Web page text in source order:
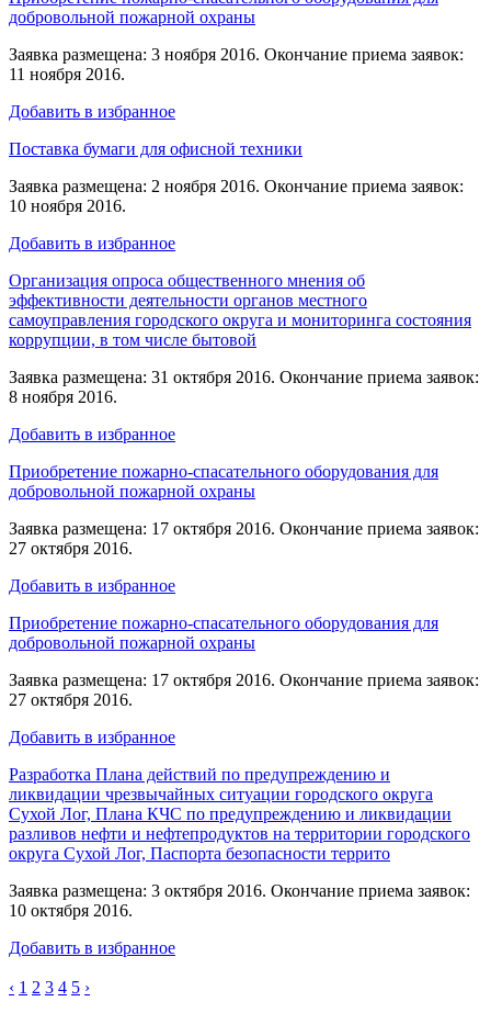
добровольной пожарной охраны
Заявка размещена: 3 ноября 2016. Окончание приема заявок:
11 ноября 2016.
Добавить в избранное
Поставка бумаги для офисной техники
Заявка размещена: 2 ноября 2016. Окончание приема заявок:
10 ноября 2016.
Добавить в избранное
Организация опроса общественного мнения об
эффективности деятельности органов местного
самоуправления городского округа и мониторинга состояния
коррупции, в том числе бытовой
Заявка размещена: 31 октября 2016. Окончание приема заявок:
8 ноября 2016.
Добавить в избранное
Приобретение пожарно-спасательного оборудования для
добровольной пожарной охраны
Заявка размещена: 17 октября 2016. Окончание приема заявок:
27 октября 2016.
Добавить в избранное
Приобретение пожарно-спасательного оборудования для
добровольной пожарной охраны
Заявка размещена: 17 октября 2016. Окончание приема заявок:
27 октября 2016.
Добавить в избранное
Разработка Плана действий по предупреждению и
ликвидации чрезвычайных ситуации городского округа
Сухой Лог, Плана КЧС по предупреждению и ликвидации
разливов нефти и нефтепродуктов на территории городского
округа Сухой Лог, Паспорта безопасности террито
Заявка размещена: 3 октября 2016. Окончание приема заявок:
10 октября 2016.
Добавить в избранное
‹ 1 2 3 4 5 ›